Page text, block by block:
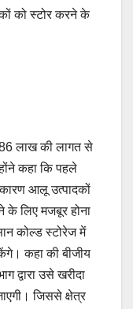
को स्टोर करने के
लाख की लागत से
कहा कि पहले
आलू उत्पादकों
के लिए मजबूर होना
कोल्ड स्टोरेज में
कहा की बीजीय
द्वारा उसे खरीदा
जिससे क्षेत्र